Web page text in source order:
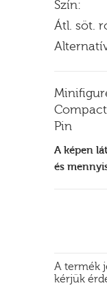
Szín:
Átl. söt.
Pin
A képen
és
A termék
kérjük